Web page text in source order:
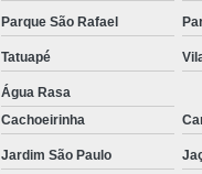
Parque São Rafael
Tatuapé
Água Rasa
Cachoeirinha
Jardim São Paulo